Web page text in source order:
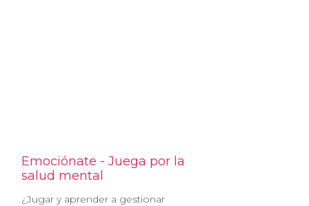
Emociónate - Juega por la
salud mental
¿Jugar y aprender a gestionar